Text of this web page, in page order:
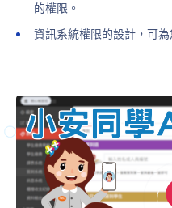
的權限。
資訊系統權限的設計，可為